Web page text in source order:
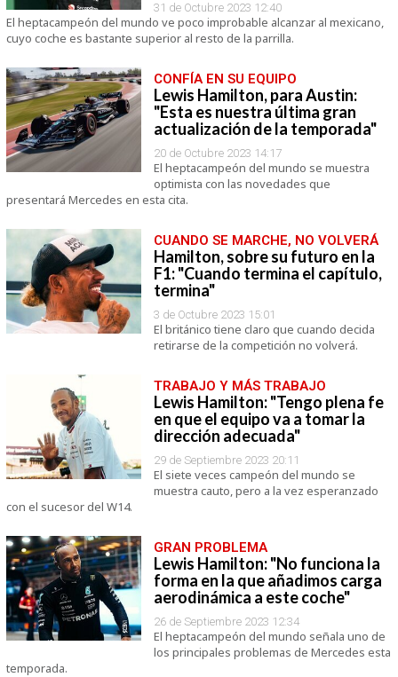
31 de Octubre 2023 12:40
El heptacampeón del mundo ve poco improbable alcanzar al mexicano,
cuyo coche es bastante superior al resto de la parrilla.
CONFÍA EN SU EQUIPO
Lewis Hamilton, para Austin:
"Esta es nuestra última gran
actualización de la temporada"
20 de Octubre 2023 14:17
El heptacampeón del mundo se muestra
optimista con las novedades que
presentará Mercedes en esta cita.
CUANDO SE MARCHE, NO VOLVERÁ
Hamilton, sobre su futuro en la
F1: "Cuando termina el capítulo,
termina"
3 de Octubre 2023 15:01
El británico tiene claro que cuando decida
retirarse de la competición no volverá.
TRABAJO Y MÁS TRABAJO
Lewis Hamilton: "Tengo plena fe
en que el equipo va a tomar la
dirección adecuada"
29 de Septiembre 2023 20:11
El siete veces campeón del mundo se
muestra cauto, pero a la vez esperanzado
con el sucesor del W14.
GRAN PROBLEMA
Lewis Hamilton: "No funciona la
forma en la que añadimos carga
aerodinámica a este coche"
26 de Septiembre 2023 12:34
El heptacampeón del mundo señala uno de
los principales problemas de Mercedes esta
temporada.